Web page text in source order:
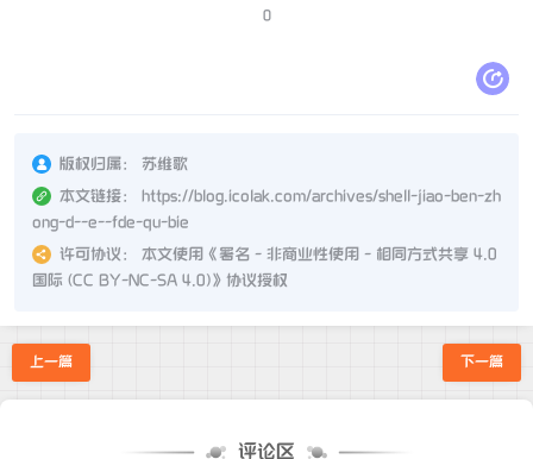
0
版权归属：
苏维歌
本文链接：
https://blog.icolak.com/archives/shell-jiao-ben-zh
ong-d--e--fde-qu-bie
许可协议：
本文使用《署名 - 非商业性使用 - 相同方式共享 4.0
国际 (CC BY-NC-SA 4.0)》协议授权
上一篇 下一篇
评论区